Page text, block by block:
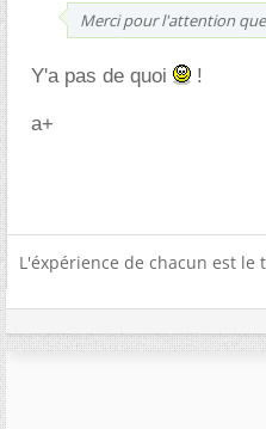
Merci pour l'attention
Y'a pas de quoi !
a+
L'éxpérience de chacun est le